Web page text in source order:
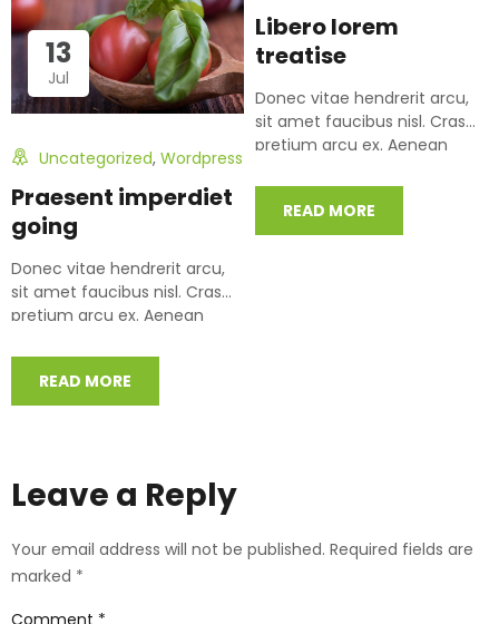
13
Jul
Uncategorized, Wordpress
Praesent imperdiet
going
Donec vitae hendrerit arcu,
sit amet faucibus nisl. Cras
pretium arcu ex. Aenean
condimentum…
READ MORE
Libero lorem
treatise
Donec vitae hendrerit arcu,
sit amet faucibus nisl. Cras
pretium arcu ex. Aenean
condimentum…
READ MORE
Leave a Reply
Your email address will not be published. Required fields are
marked *
Comment *